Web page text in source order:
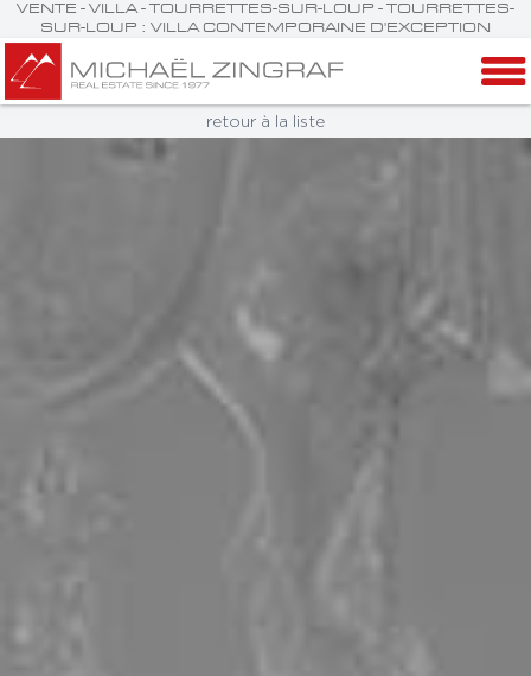
VENTE - VILLA - TOURRETTES-SUR-LOUP - TOURRETTES-
SUR-LOUP : VILLA CONTEMPORAINE D'EXCEPTION
retour à la liste